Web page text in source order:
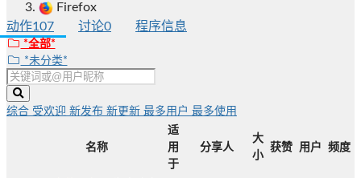
Firefox
动作107 讨论0 程序信息
*全部*
*未分类*
综合 受欢迎 新发布 新更新 最多用户 最多使用
名称
适
用
于
分享人
大
小
获赞 用户 频度